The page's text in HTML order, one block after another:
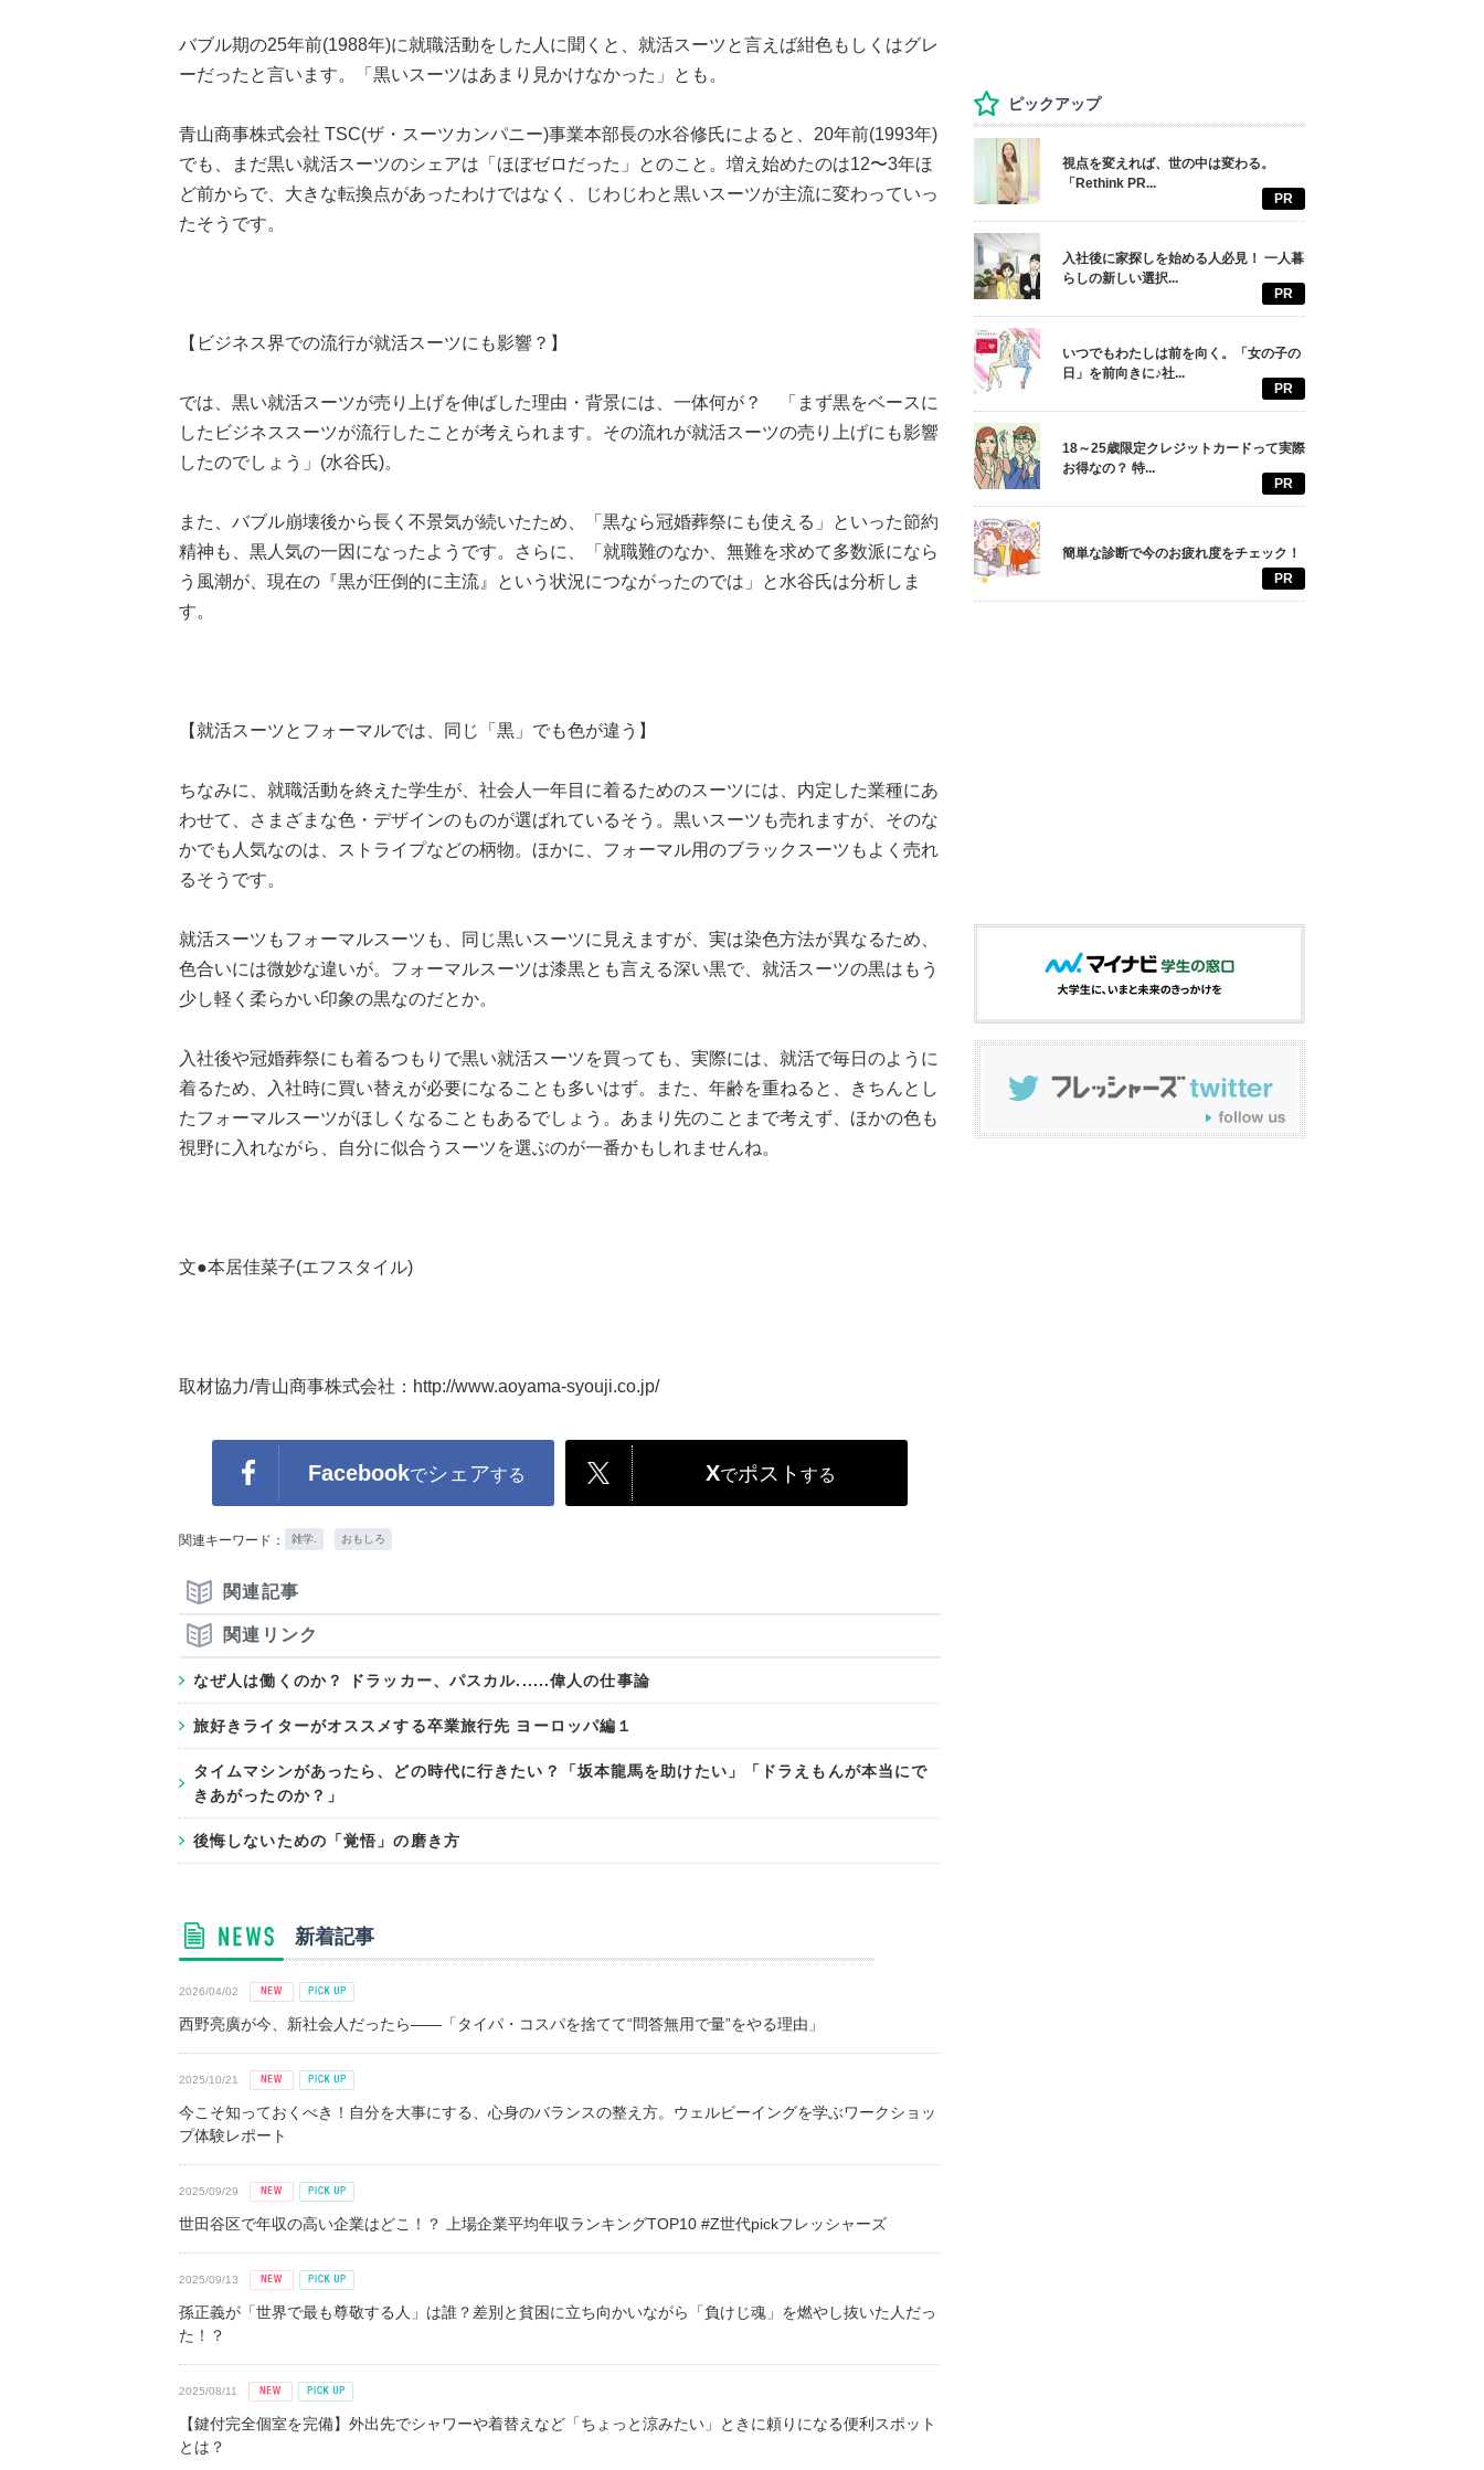
バブル期の25年前(1988年)に就職活動をした人に聞くと、就活スーツと言えば紺色もしくはグレ
ーだったと言います。「黒いスーツはあまり見かけなかった」とも。
青山商事株式会社 TSC(ザ・スーツカンパニー)事業本部長の水谷修氏によると、20年前(1993年)
でも、まだ黒い就活スーツのシェアは「ほぼゼロだった」とのこと。増え始めたのは12〜3年ほ
ど前からで、大きな転換点があったわけではなく、じわじわと黒いスーツが主流に変わっていっ
たそうです。
【ビジネス界での流行が就活スーツにも影響？】
では、黒い就活スーツが売り上げを伸ばした理由・背景には、一体何が？ 「まず黒をベースに
したビジネススーツが流行したことが考えられます。その流れが就活スーツの売り上げにも影響
したのでしょう」(水谷氏)。
また、バブル崩壊後から長く不景気が続いたため、「黒なら冠婚葬祭にも使える」といった節約
精神も、黒人気の一因になったようです。さらに、「就職難のなか、無難を求めて多数派になら
う風潮が、現在の『黒が圧倒的に主流』という状況につながったのでは」と水谷氏は分析しま
す。
【就活スーツとフォーマルでは、同じ「黒」でも色が違う】
ちなみに、就職活動を終えた学生が、社会人一年目に着るためのスーツには、内定した業種にあ
わせて、さまざまな色・デザインのものが選ばれているそう。黒いスーツも売れますが、そのな
かでも人気なのは、ストライプなどの柄物。ほかに、フォーマル用のブラックスーツもよく売れ
るそうです。
就活スーツもフォーマルスーツも、同じ黒いスーツに見えますが、実は染色方法が異なるため、
色合いには微妙な違いが。フォーマルスーツは漆黒とも言える深い黒で、就活スーツの黒はもう
少し軽く柔らかい印象の黒なのだとか。
入社後や冠婚葬祭にも着るつもりで黒い就活スーツを買っても、実際には、就活で毎日のように
着るため、入社時に買い替えが必要になることも多いはず。また、年齢を重ねると、きちんとし
たフォーマルスーツがほしくなることもあるでしょう。あまり先のことまで考えず、ほかの色も
視野に入れながら、自分に似合うスーツを選ぶのが一番かもしれませんね。
文●本居佳菜子(エフスタイル)
取材協力/青山商事株式会社：http://www.aoyama-syouji.co.jp/
Facebookでシェアする Xでポスト する
関連キーワード： 雑学. おもしろ
関連記事
関連リンク
なぜ人は働くのか？ ドラッカー、パスカル......偉人の仕事論
旅好きライターがオススメする卒業旅行先 ヨーロッパ編１
タイムマシンがあったら、どの時代に行きたい？「坂本龍馬を助けたい」「ドラえもんが本当にで
きあがったのか？」
後悔しないための「覚悟」の磨き方
新着記事
2026/04/02
西野亮廣が今、新社会人だったら――「タイパ・コスパを捨てて“問答無用で量”をやる理由」
2025/10/21
今こそ知っておくべき！自分を大事にする、心身のバランスの整え方。ウェルビーイングを学ぶワークショッ
プ体験レポート
2025/09/29
世田谷区で年収の高い企業はどこ！？ 上場企業平均年収ランキングTOP10 #Z世代pickフレッシャーズ
2025/09/13
孫正義が「世界で最も尊敬する人」は誰？差別と貧困に立ち向かいながら「負けじ魂」を燃やし抜いた人だっ
た！？
2025/08/11
【鍵付完全個室を完備】外出先でシャワーや着替えなど「ちょっと涼みたい」ときに頼りになる便利スポット
とは？
ピックアップ
視点を変えれば、世の中は変わる。
「Rethink PR...
PR
入社後に家探しを始める人必見！ 一人暮
らしの新しい選択...
PR
いつでもわたしは前を向く。「女の子の
日」を前向きに♪社...
PR
18～25歳限定クレジットカードって実際
お得なの？ 特...
PR
簡単な診断で今のお疲れ度をチェック！
PR